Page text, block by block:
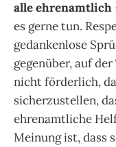
alle ehrenamtlich
es gerne tun.
gedankenlose
gegenüber, auf
nicht förderlich,
sicherzustellen,
ehrenamtliche
Meinung ist, dass